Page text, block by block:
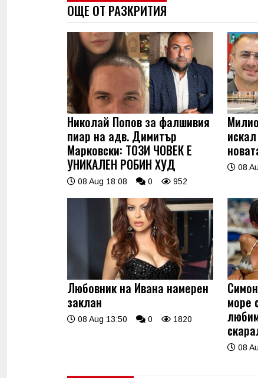
ОЩЕ ОТ РАЗКРИТИЯ
Николай Попов за фалшивия
пиар на адв. Димитър
Марковски: ТОЗИ ЧОВЕК Е
УНИКАЛЕН РОБИН ХУД
08 Aug 18:08 0 952
08
Любовник на Ивана намерен
заклан
08 Aug 13:50 0 1820
море
08